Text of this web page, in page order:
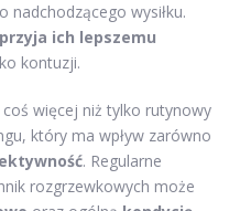
wysiłku.
ich lepszemu
kontuzji.
więcej niż tylko rutynowy
który ma wpływ zarówno
. Regularne
rozgrzewkowych może